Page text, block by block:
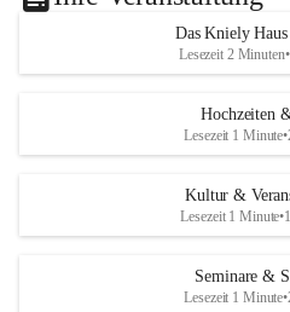
Unsere Highlights:
Ein klimatisierter
bis 25 Personen.
Eine voll ausgestattete Küche
eigene kulinarische
Klimatisiertes Foyer mit
Künstlergarderobe, kleiner
alles für Ihre perfekte
Das Kniely
Lesezeit 2 Minuten•
Hochzeiten
Lesezeit 1 Minute•
Kultur &
Lesezeit 1 Minute•
Seminare &
Lesezeit 1 Minute•